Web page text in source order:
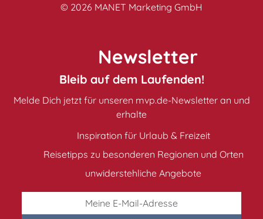
© 2026 MANET Marketing GmbH
Newsletter
Bleib auf dem Laufenden!
Melde Dich jetzt für unseren mvp.de-Newsletter an und
erhalte
Inspiration für Urlaub & Freizeit
Reisetipps zu besonderen Regionen und Orten
unwiderstehliche Angebote